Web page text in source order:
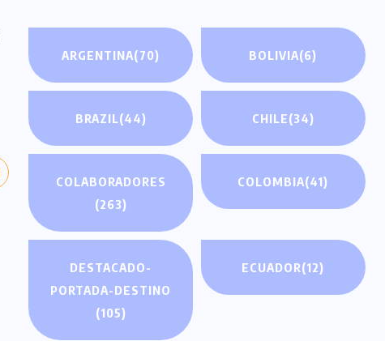
ARGENTINA(70) BOLIVIA(6)
BRAZIL(44) CHILE(34)
COLABORADORES
(263)
COLOMBIA(41)
DESTACADO-
PORTADA-DESTINO
(105)
ECUADOR(12)